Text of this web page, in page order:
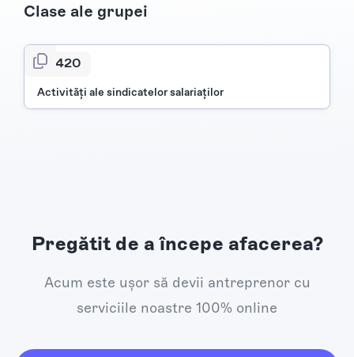
Clase ale grupei
9420
Activităţi ale sindicatelor salariaţilor
Pregătit de a începe afacerea?
Acum este ușor să devii antreprenor cu
serviciile noastre 100% online